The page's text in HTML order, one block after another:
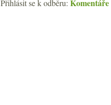
Přihlásit se k odběru: